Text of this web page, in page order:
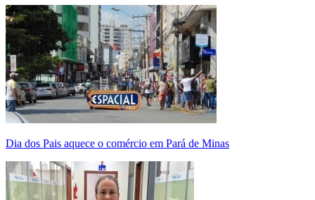
Dia dos Pais aquece o comércio em Pará de Minas